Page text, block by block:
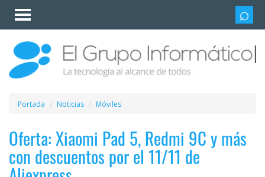
Invitado
Iniciar
sesión /
Registrarse
Esenciales
Móviles
Ofertas
Apps
Portada Noticias Móviles
Oferta: Xiaomi Pad 5, Redmi 9C y más
con descuentos por el 11/11 de